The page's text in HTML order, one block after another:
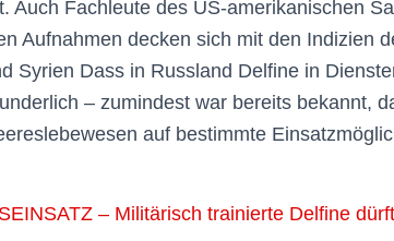
Auch Fachleute des US-amerikanischen
Aufnahmen decken sich mit den Indizien
Syrien Dass in Russland Delfine in
– zumindest war bereits bekannt,
auf bestimmte
– Militärisch trainierte Delfine